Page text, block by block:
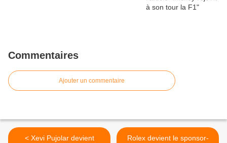
Commentaires
Ajouter un commentaire
< Xevi Pujolar devient
Rolex devient le sponsor-